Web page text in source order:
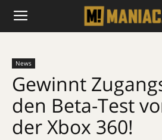
News
Gewinnt
den Beta-Test
der Xbox 360!